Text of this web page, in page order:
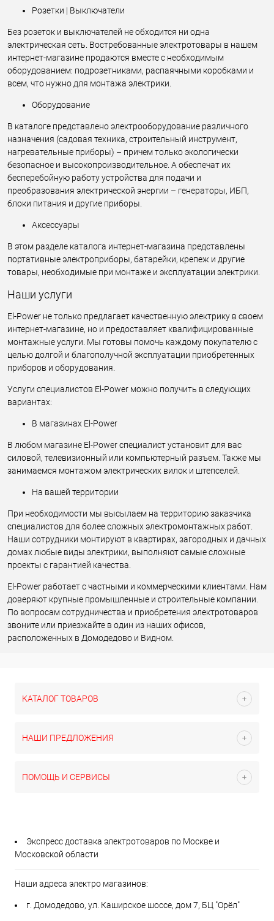
Розетки | Выключатели
Без розеток и выключателей не обходится ни одна
электрическая сеть. Востребованные электротовары в нашем
интернет-магазине продаются вместе с необходимым
оборудованием: подрозетниками, распаячными коробками и
всем, что нужно для монтажа электрики.
Оборудование
В каталоге представлено электрооборудование различного
назначения (садовая техника, строительный инструмент,
нагревательные приборы) – причем только экологически
безопасное и высокопроизводительное. А обеспечат их
бесперебойную работу устройства для подачи и
преобразования электрической энергии – генераторы, ИБП,
блоки питания и другие приборы.
Аксессуары
В этом разделе каталога интернет-магазина представлены
портативные электроприборы, батарейки, крепеж и другие
товары, необходимые при монтаже и эксплуатации электрики.
Наши услуги
El-Power не только предлагает качественную электрику в своем
интернет-магазине, но и предоставляет квалифицированные
монтажные услуги. Мы готовы помочь каждому покупателю с
целью долгой и благополучной эксплуатации приобретенных
приборов и оборудования.
Услуги специалистов El-Power можно получить в следующих
вариантах:
В магазинах El-Power
В любом магазине El-Power специалист установит для вас
силовой, телевизионный или компьютерный разъем. Также мы
занимаемся монтажом электрических вилок и штепселей.
На вашей территории
При необходимости мы высылаем на территорию заказчика
специалистов для более сложных электромонтажных работ.
Наши сотрудники монтируют в квартирах, загородных и дачных
домах любые виды электрики, выполняют самые сложные
проекты с гарантией качества.
El-Power работает с частными и коммерческими клиентами. Нам
доверяют крупные промышленные и строительные компании.
По вопросам сотрудничества и приобретения электротоваров
звоните или приезжайте в один из наших офисов,
расположенных в Домодедово и Видном.
КАТАЛОГ ТОВАРОВ
НАШИ ПРЕДЛОЖЕНИЯ
ПОМОЩЬ И СЕРВИСЫ
Экспресс доставка электротоваров по Москве и
Московской области
Наши адреса электро магазинов:
г. Домодедово, ул. Каширское шоссе, дом 7, БЦ "Орёл"